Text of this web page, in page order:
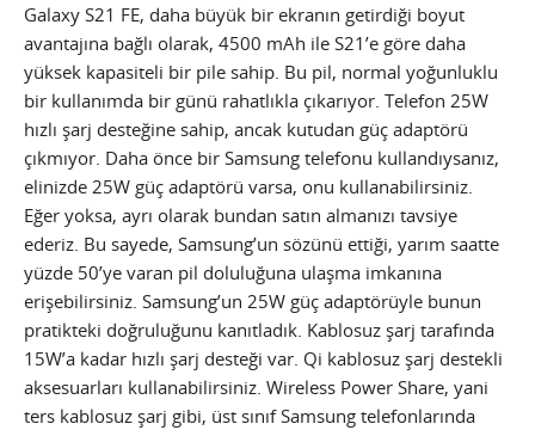
Galaxy S21 FE, daha büyük bir ekranın getirdiği boyut
avantajına bağlı olarak, 4500 mAh ile S21’e göre daha
yüksek kapasiteli bir pile sahip. Bu pil, normal yoğunluklu
bir kullanımda bir günü rahatlıkla çıkarıyor. Telefon 25W
hızlı şarj desteğine sahip, ancak kutudan güç adaptörü
çıkmıyor. Daha önce bir Samsung telefonu kullandıysanız,
elinizde 25W güç adaptörü varsa, onu kullanabilirsiniz.
Eğer yoksa, ayrı olarak bundan satın almanızı tavsiye
ederiz. Bu sayede, Samsung’un sözünü ettiği, yarım saatte
yüzde 50’ye varan pil doluluğuna ulaşma imkanına
erişebilirsiniz. Samsung’un 25W güç adaptörüyle bunun
pratikteki doğruluğunu kanıtladık. Kablosuz şarj tarafında
15W’a kadar hızlı şarj desteği var. Qi kablosuz şarj destekli
aksesuarları kullanabilirsiniz. Wireless Power Share, yani
ters kablosuz şarj gibi, üst sınıf Samsung telefonlarında